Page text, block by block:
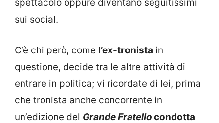
spettacolo oppure diventano seguitissimi
sui social.
C’è chi però, come l’ex-tronista in
questione, decide tra le altre attività di
entrare in politica; vi ricordate di lei, prima
che tronista anche concorrente in
un’edizione del Grande Fratello condotta